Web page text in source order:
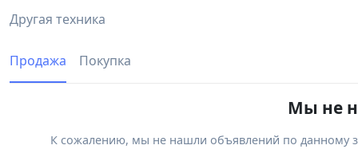
Другая техника
Продажа Покупка
Мы не
К сожалению, мы не нашли объявлений по данному